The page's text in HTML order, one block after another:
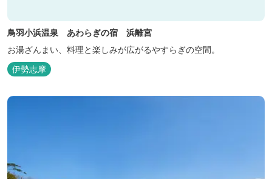
鳥羽小浜温泉 あわらぎの宿 浜離宮
お湯ざんまい、料理と楽しみが広がるやすらぎの空間。
伊勢志摩